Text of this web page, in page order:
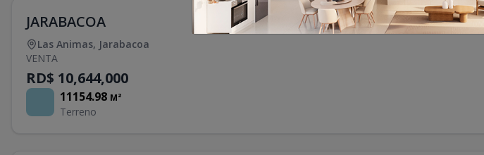
JARABACOA
Las Animas, Jarabacoa
VENTA
RD$ 10,644,000
11154.98 M²
Terreno